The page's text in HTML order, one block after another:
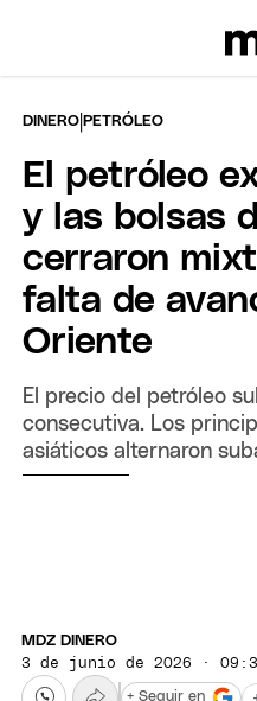
DINERO |PETRÓLEO
El petróleo
y las bolsas
cerraron
falta de
Oriente
El precio del petróleo
consecutiva. Los
asiáticos alternaron
MDZ DINERO
3 de junio de 2026 ·
+ Seguir en